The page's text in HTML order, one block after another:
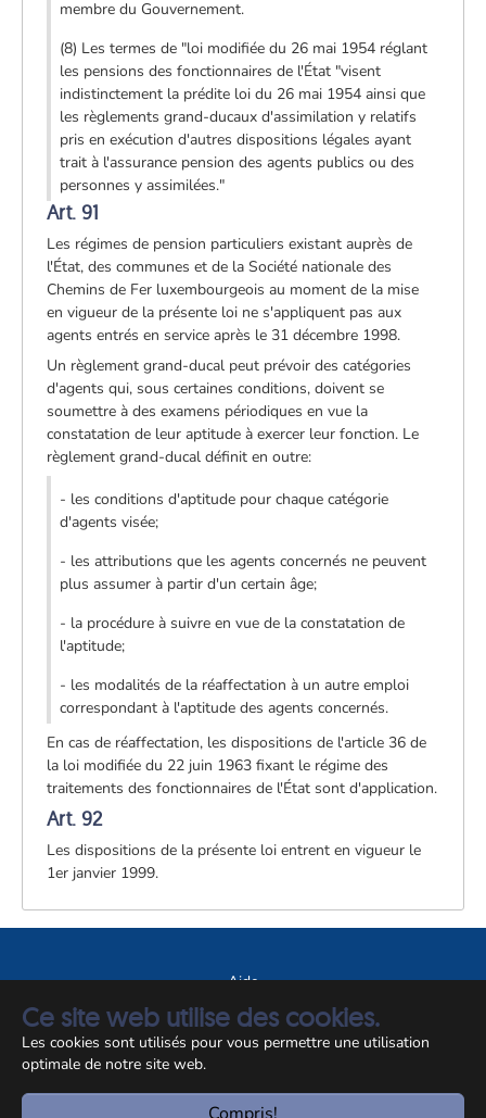
Ce site web utilise des cookies.
Les cookies sont utilisés pour vous permettre une utilisation
optimale de notre site web.
membre du Gouvernement.
(8) Les termes de "loi modifiée du 26 mai 1954 réglant
les pensions des fonctionnaires de l'État "visent
indistinctement la prédite loi du 26 mai 1954 ainsi que
les règlements grand-ducaux d'assimilation y relatifs
pris en exécution d'autres dispositions légales ayant
trait à l'assurance pension des agents publics ou des
personnes y assimilées."
Art. 91
Les régimes de pension particuliers existant auprès de
l'État, des communes et de la Société nationale des
Chemins de Fer luxembourgeois au moment de la mise
en vigueur de la présente loi ne s'appliquent pas aux
agents entrés en service après le 31 décembre 1998.
Un règlement grand-ducal peut prévoir des catégories
d'agents qui, sous certaines conditions, doivent se
soumettre à des examens périodiques en vue la
constatation de leur aptitude à exercer leur fonction. Le
règlement grand-ducal définit en outre:
- les conditions d'aptitude pour chaque catégorie
d'agents visée;
- les attributions que les agents concernés ne peuvent
plus assumer à partir d'un certain âge;
- la procédure à suivre en vue de la constatation de
l'aptitude;
- les modalités de la réaffectation à un autre emploi
correspondant à l'aptitude des agents concernés.
En cas de réaffectation, les dispositions de l'article 36 de
la loi modifiée du 22 juin 1963 fixant le régime des
traitements des fonctionnaires de l'État sont d'application.
Art. 92
Les dispositions de la présente loi entrent en vigueur le
1er janvier 1999.
Aide
A propos du site
Notice légale
© CCSS 2026